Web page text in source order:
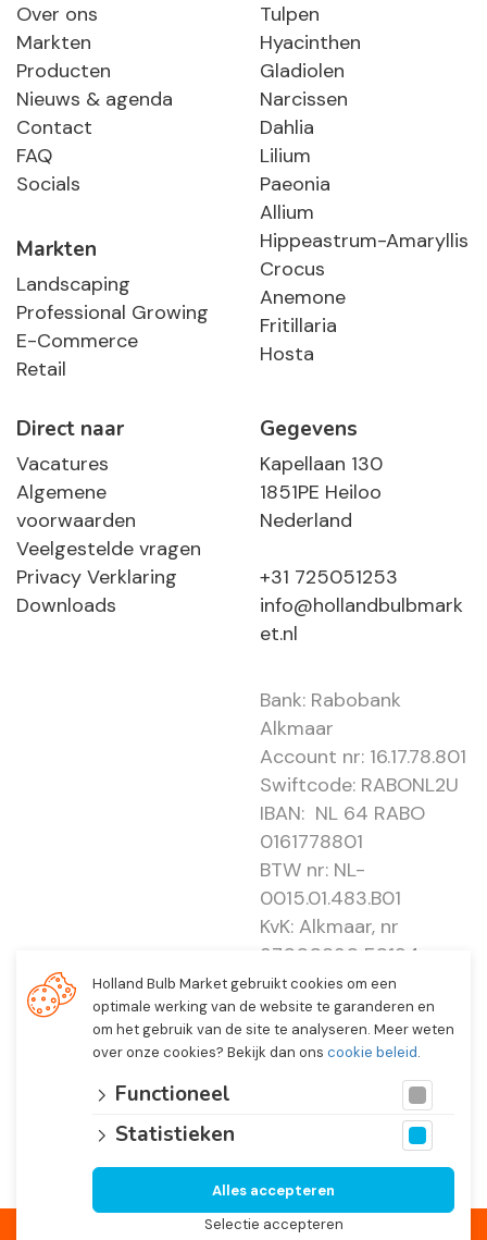
Over ons
Markten
Producten
Nieuws & agenda
Contact
FAQ
Socials
Markten
Landscaping
Professional Growing
E-Commerce
Retail
Tulpen
Hyacinthen
Gladiolen
Narcissen
Dahlia
Lilium
Paeonia
Allium
Hippeastrum-Amaryllis
Crocus
Anemone
Fritillaria
Hosta
Direct naar
Vacatures
Algemene
voorwaarden
Veelgestelde vragen
Privacy Verklaring
Downloads
Gegevens
Kapellaan 130
1851PE Heiloo
Nederland
+31 725051253
info@hollandbulbmark
et.nl
Bank: Rabobank
Alkmaar
Account nr: 16.17.78.801
Swiftcode: RABONL2U
IBAN: NL 64 RABO
0161778801
BTW nr: NL-
0015.01.483.B01
KvK: Alkmaar, nr
37000830 E0194 -
EBO 505
© 2026 Holland Bulb Market, Heiloo Netherlands
Holland Bulb Market gebruikt cookies om een
optimale werking van de website te garanderen en
om het gebruik van de site te analyseren. Meer weten
over onze cookies? Bekijk dan ons cookie beleid.
Functioneel
Statistieken
Selectie accepteren
Alles accepteren